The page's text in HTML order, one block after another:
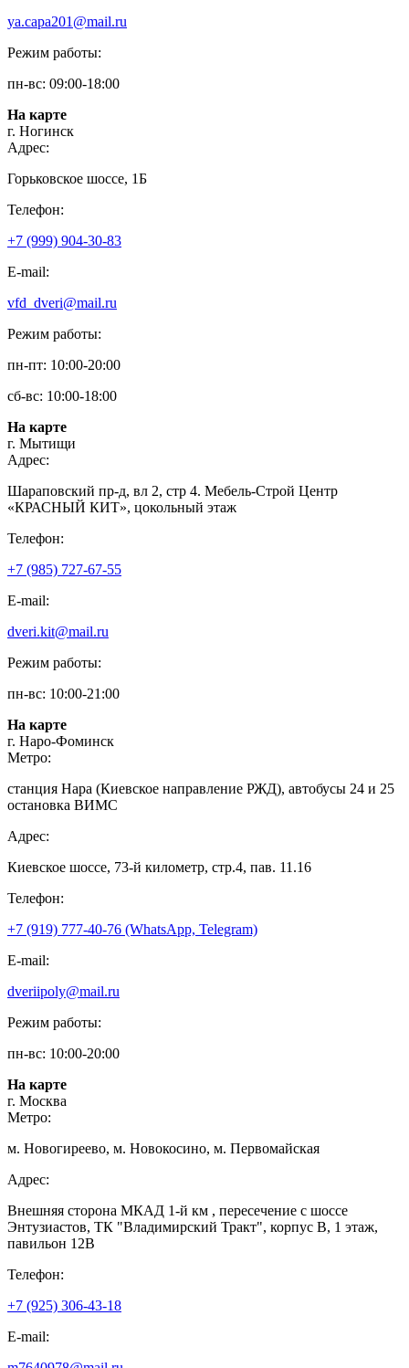
ya.capa201@mail.ru
Режим работы:
пн-вс: 09:00-18:00
На карте
г. Ногинск
Адрес:
Горьковское шоссе, 1Б
Телефон:
+7 (999) 904-30-83
E-mail:
vfd_dveri@mail.ru
Режим работы:
пн-пт: 10:00-20:00
сб-вс: 10:00-18:00
На карте
г. Мытищи
Адрес:
Шараповский пр-д, вл 2, стр 4. Мебель-Строй Центр
«КРАСНЫЙ КИТ», цокольный этаж
Телефон:
+7 (985) 727-67-55
E-mail:
dveri.kit@mail.ru
Режим работы:
пн-вс: 10:00-21:00
На карте
г. Наро-Фоминск
Метро:
станция Нара (Киевское направление РЖД), автобусы 24 и 25
остановка ВИМС
Адрес:
Киевское шоссе, 73-й километр, стр.4, пав. 11.16
Телефон:
+7 (919) 777-40-76 (WhatsApp, Telegram)
E-mail:
dveriipoly@mail.ru
Режим работы:
пн-вс: 10:00-20:00
На карте
г. Москва
Метро:
м. Новогиреево, м. Новокосино, м. Первомайская
Адрес:
Внешняя сторона МКАД 1-й км , пересечение с шоссе
Энтузиастов, ТК "Владимирский Тракт", корпус В, 1 этаж,
павильон 12В
Телефон:
+7 (925) 306-43-18
E-mail: